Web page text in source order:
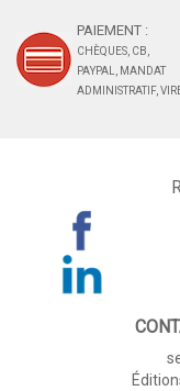
PAIEMENT :
CHÈQUES, CB,
PAYPAL, MANDAT
ADMINISTRATIF,